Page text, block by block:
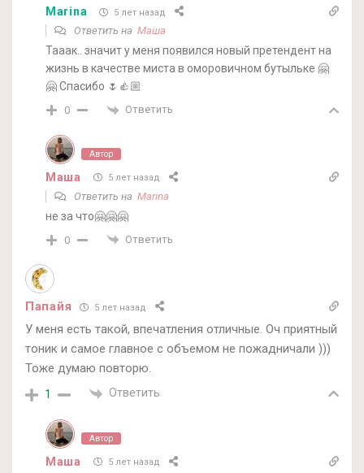
Marina 5 лет назад
Ответить на Маша
Тааак.. значит у меня появился новый претендент на
жизнь в качестве миста в оморовичном бутыльке 🤗
🤗 Спасибо 🌷👍🏼
0 Ответить
Автор
Маша 5 лет назад
Ответить на Marina
не за что🤗🤗🤗
0 Ответить
Папайя 5 лет назад
У меня есть такой, впечатления отличные. Оч приятный
тоник и самое главное с объемом не пожадничали )))
Тоже думаю повторю.
1 Ответить
Автор
Маша 5 лет назад